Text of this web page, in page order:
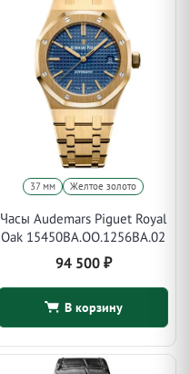
37 мм Желтое золото
Часы Audemars Piguet Royal
Oak 15450BA.OO.1256BA.02
94 500 ₽
В корзину